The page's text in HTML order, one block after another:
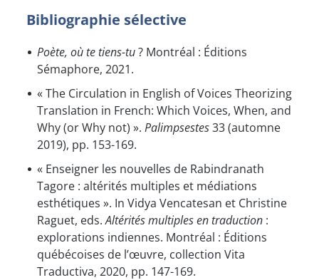
Bibliographie sélective
Poète, où te tiens-tu? Montréal : Éditions
Sémaphore, 2021.
« The Circulation in English of Voices Theorizing
Translation in French: Which Voices, When, and
Why (or Why not) ». Palimpsestes33 (automne
2019), pp. 153-169.
« Enseigner les nouvelles de Rabindranath
Tagore : altérités multiples et médiations
esthétiques ». In Vidya Vencatesan et Christine
Raguet, eds.Altérités multiples en traduction :
explorations indiennes. Montréal : Éditions
québécoises de l’œuvre, collection Vita
Traductiva, 2020, pp. 147-169.